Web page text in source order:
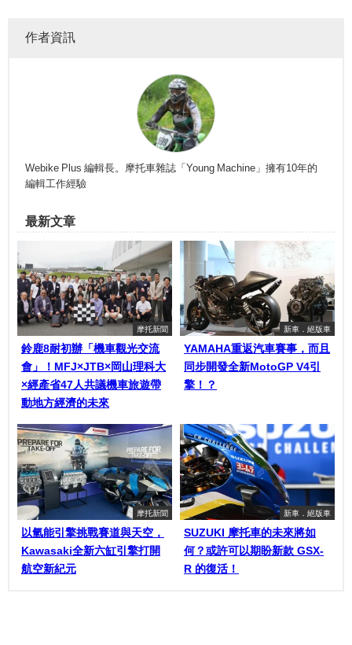
作者資訊
Webike Plus 編輯長。摩托車雜誌「Young Machine」擁有10年的
編輯工作經驗
最新文章
摩托新聞
鈴鹿8耐初辦「機車觀光交流
會」！MFJ×JTB×岡山理科大
×經產省47人共議機車旅遊帶
動地方經濟的未來
新車．絕版車
YAMAHA重返汽車賽事，而且
同步開發全新MotoGP V4引
擎！？
摩托新聞
以氫能引擎挑戰賽道與天空，
Kawasaki全新六缸引擎打開
航空新紀元
新車．絕版車
SUZUKI 摩托車的未來將如
何？或許可以期盼新款 GSX-
R 的復活！